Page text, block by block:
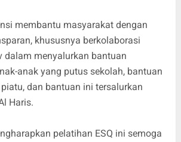
membantu masyarakat dengan
khususnya berkolaborasi
dalam menyalurkan bantuan
anak yang putus sekolah, bantuan
dan bantuan ini tersalurkan
Haris.
pelatihan ESQ ini semoga